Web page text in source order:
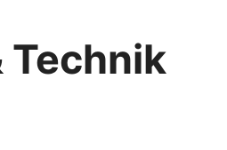
Technik